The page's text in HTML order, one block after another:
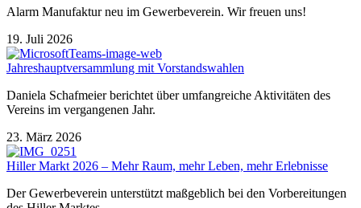
Alarm Manufaktur neu im Gewerbeverein. Wir freuen uns!
19. Juli 2026
Jahreshauptversammlung mit Vorstandswahlen
Daniela Schafmeier berichtet über umfangreiche Aktivitäten des
Vereins im vergangenen Jahr.
23. März 2026
Hiller Markt 2026 – Mehr Raum, mehr Leben, mehr Erlebnisse
Der Gewerbeverein unterstützt maßgeblich bei den Vorbereitungen